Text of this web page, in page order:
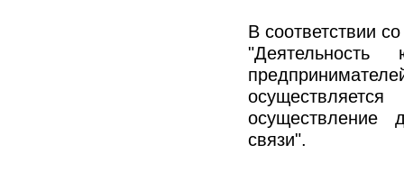
В соответствии
осуществление
связи".